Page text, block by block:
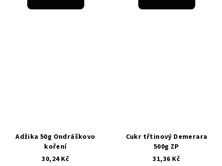
Adžika 50g Ondráškovo
koření
30,24 Kč
Cukr třtinový Demerara
500g ZP
31,36 Kč